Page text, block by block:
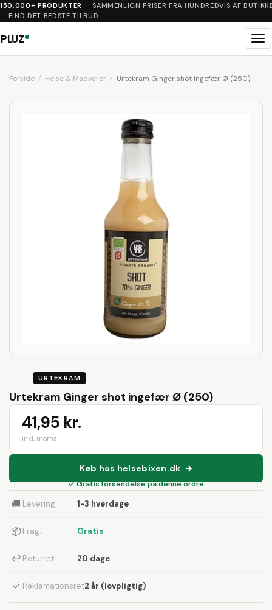
150.000+ PRODUKTER
· SAMMENLIGN PRISER FRA HUNDREDVIS AF
· FIND DET BEDSTE TILBUD
PLUZ
Forside Helse & Madvarer Urtekram Ginger shot ingefær Ø (250)
URTEKRAM
Urtekram Ginger shot ingefær Ø (250)
41,95 kr.
inkl. moms
Køb hos helsebixen.dk →
✓ Gratis forsendelse på denne ordre
🚚 Levering 1-3 hverdage
📦 Fragt Gratis
↩ Returret 20 dage
✓ Reklamationsret2 år (lovpligtig)